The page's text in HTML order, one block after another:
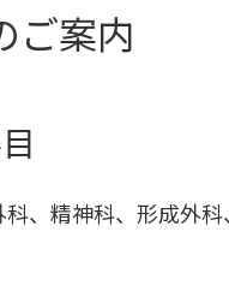
ご案内
、精神科、形成外